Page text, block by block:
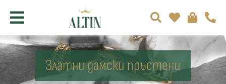
Златни дамски пръстени